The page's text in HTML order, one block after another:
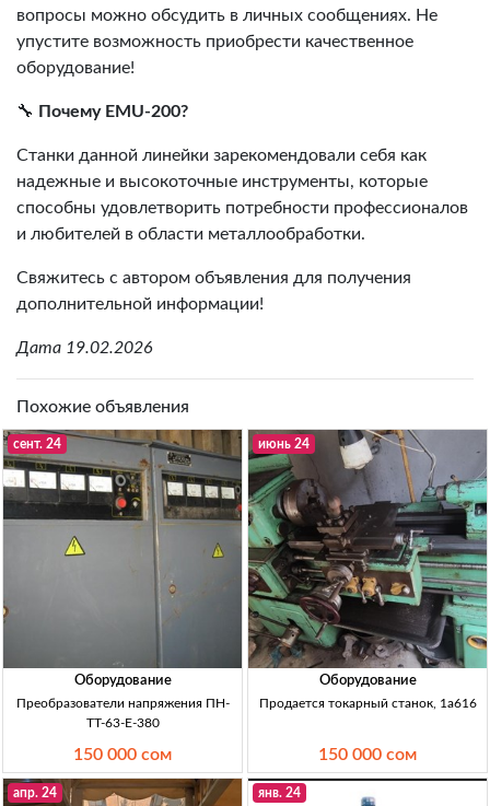
вопросы можно обсудить в личных сообщениях. Не
упустите возможность приобрести качественное
оборудование!
🔧 Почему EMU-200?
Станки данной линейки зарекомендовали себя как
надежные и высокоточные инструменты, которые
способны удовлетворить потребности профессионалов
и любителей в области металлообработки.
Свяжитесь с автором объявления для получения
дополнительной информации!
Дата 19.02.2026
Похожие объявления
сент. 24
Оборудование
Преобразователи напряжения ПН-
ТТ-63-Е-380
150 000 сом
июнь 24
Оборудование
Продается токарный станок, 1а616
150 000 сом
апр. 24 янв. 24